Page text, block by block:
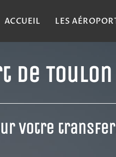
ACCUEIL LES
de
votre